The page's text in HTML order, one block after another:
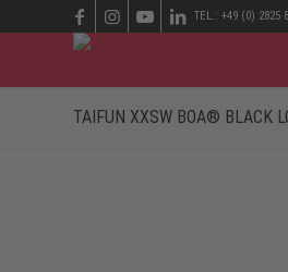
TEL.: +49 (0) 2825
TAIFUN XXSW BOA® BLACK